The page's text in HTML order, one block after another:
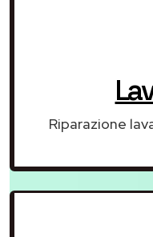
Riparazione